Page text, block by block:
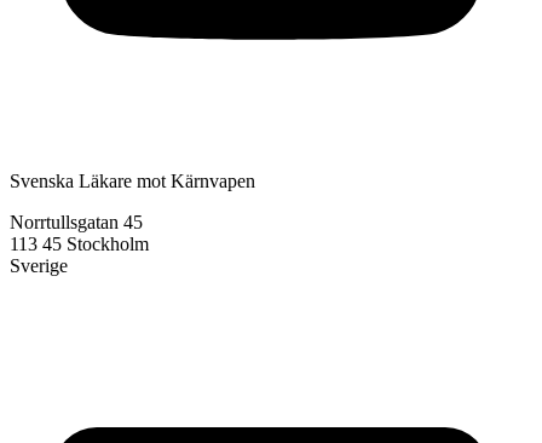
Svenska Läkare mot Kärnvapen
Norrtullsgatan 45
113 45 Stockholm
Sverige